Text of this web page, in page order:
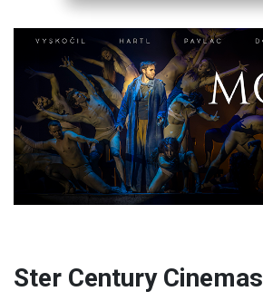
Previous
Ster Century Cinemas